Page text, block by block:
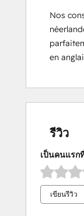
Nos
en
รีวิว
เป็นคนแรก
เขียนรีวิว